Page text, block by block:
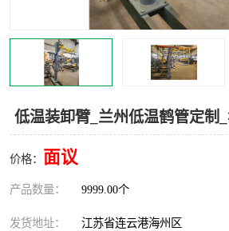
低温装卸臂_兰州低温鹤管定制
价格： 面议
产品数量： 9999.00个
发货地址： 江苏省连云港海州区
低温
浮动出油装置 鹤管